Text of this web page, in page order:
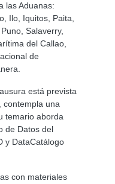
las Aduanas:
Ilo, Iquitos, Paita,
Salaverry,
del Callao,
de
está prevista
contempla una
temario aborda
de Datos del
y DataCatálogo
con materiales